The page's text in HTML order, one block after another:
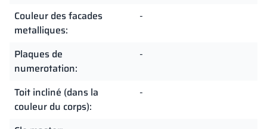
Couleur des facades
metalliques:
-
Plaques de
numerotation:
-
Toit incliné (dans la
couleur du corps):
-